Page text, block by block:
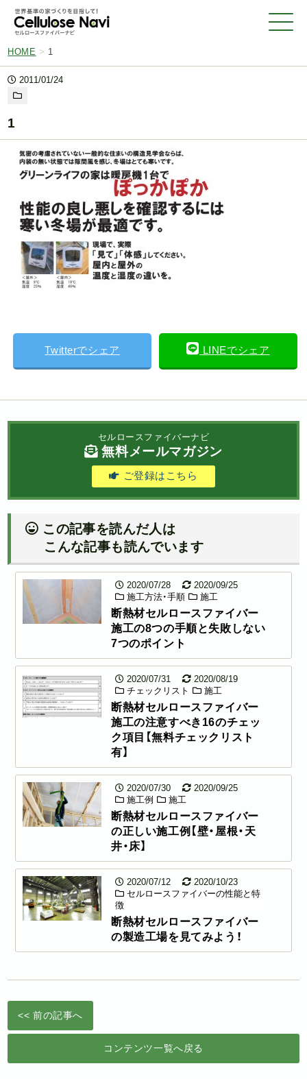
HOME > 1
2011/01/24
1
Twitterでシェア LINEでシェア
セルロースファイバーナビ
無料メールマガジン
ご登録はこちら
この記事を読んだ人は
こんな記事も読んでいます
2020/07/28
2020/09/25
施工方法・手順
施工
断熱材セルロースファイバー
施工の8つの手順と失敗しない
7つのポイント
2020/07/31
2020/08/19
チェックリスト
施工
断熱材セルロースファイバー
施工の注意すべき16のチェッ
ク項目【無料チェックリスト
有】
2020/07/30
2020/09/25
施工例
施工
断熱材セルロースファイバー
の正しい施工例【壁・屋根・天
井・床】
2020/07/12
2020/10/23
セルロースファイバーの性能と特
徴
断熱材セルロースファイバー
の製造工場を見てみよう！
<< 前の記事へ
コンテンツ一覧へ戻る